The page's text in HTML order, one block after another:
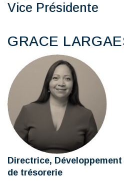
Vice Présidente
GRACE
Directrice,
de trésorerie